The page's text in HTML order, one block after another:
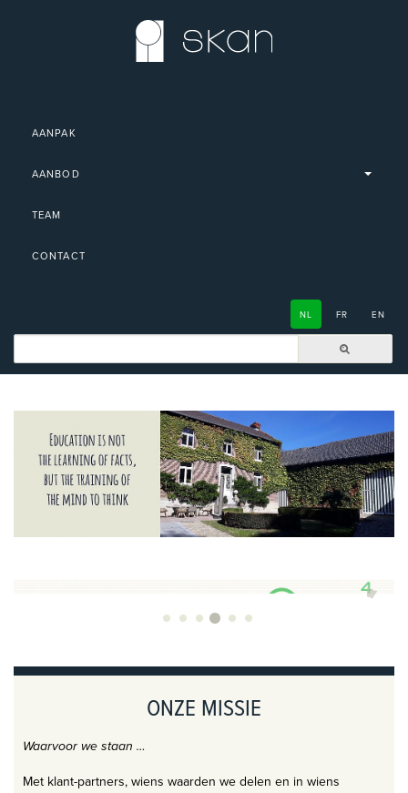
AANPAK
AANBOD
TEAM
CONTACT
NL FR EN
ONZE MISSIE
​Waarvoor we staan …
Met klant-partners, wiens waarden we delen en in wiens